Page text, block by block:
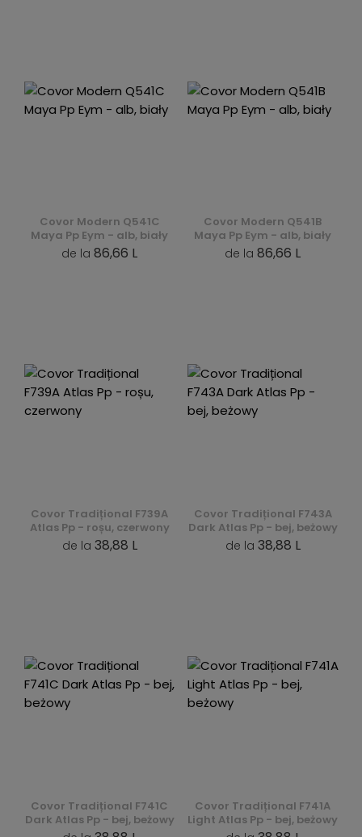
Covor Modern Q541C
Maya Pp Eym - alb, biały
de la 86,66 L
Covor Modern Q541B
Maya Pp Eym - alb, biały
de la 86,66 L
Covor Tradițional F739A
Atlas Pp - roșu, czerwony
de la 38,88 L
Covor Tradițional F743A
Dark Atlas Pp - bej, beżowy
de la 38,88 L
Covor Tradițional F741C
Dark Atlas Pp - bej, beżowy
Covor Tradițional F741A
Light Atlas Pp - bej, beżowy